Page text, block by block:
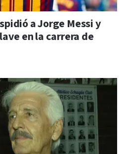
a Jorge Messi y
en la carrera de